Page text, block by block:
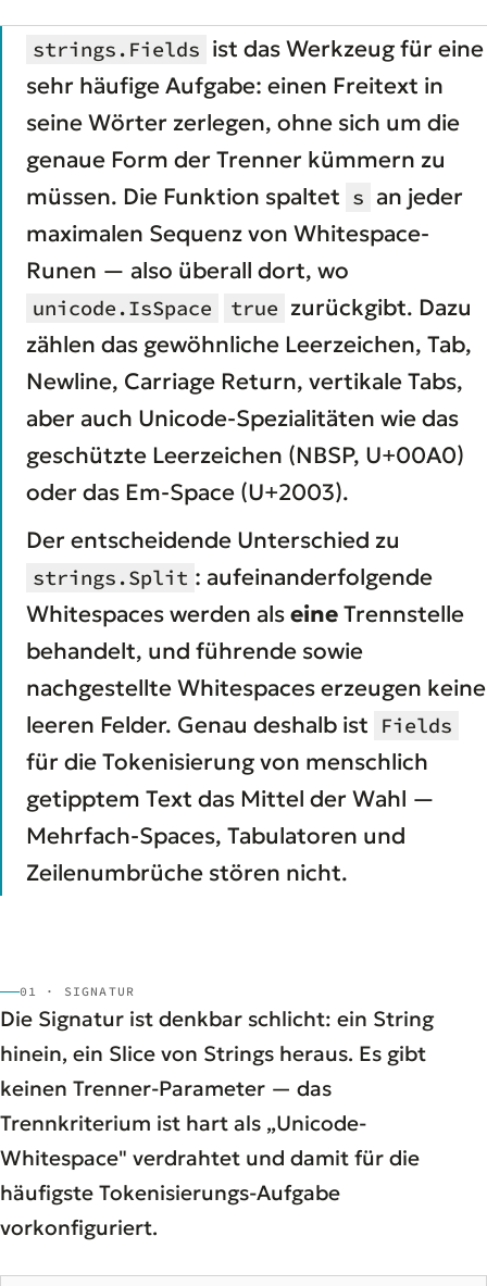
strings.Fields ist das Werkzeug für eine
sehr häufige Aufgabe: einen Freitext in
seine Wörter zerlegen, ohne sich um die
genaue Form der Trenner kümmern zu
müssen. Die Funktion spaltet s an jeder
maximalen Sequenz von Whitespace-
Runen — also überall dort, wo
unicode.IsSpace true zurückgibt. Dazu
zählen das gewöhnliche Leerzeichen, Tab,
Newline, Carriage Return, vertikale Tabs,
aber auch Unicode-Spezialitäten wie das
geschützte Leerzeichen (NBSP, U+00A0)
oder das Em-Space (U+2003).
Der entscheidende Unterschied zu
strings.Split : aufeinanderfolgende
Whitespaces werden alseineTrennstelle
behandelt, und führende sowie
nachgestellte Whitespaces erzeugen keine
leeren Felder. Genau deshalb ist
Fields
für die Tokenisierung von menschlich
getipptem Text das Mittel der Wahl —
Mehrfach-Spaces, Tabulatoren und
Zeilenumbrüche stören nicht.
01 · SIGNATUR
Die Signatur ist denkbar schlicht: ein String
hinein, ein Slice von Strings heraus. Es gibt
keinen Trenner-Parameter — das
Trennkriterium ist hart als „Unicode-
Whitespace" verdrahtet und damit für die
häufigste Tokenisierungs-Aufgabe
vorkonfiguriert.